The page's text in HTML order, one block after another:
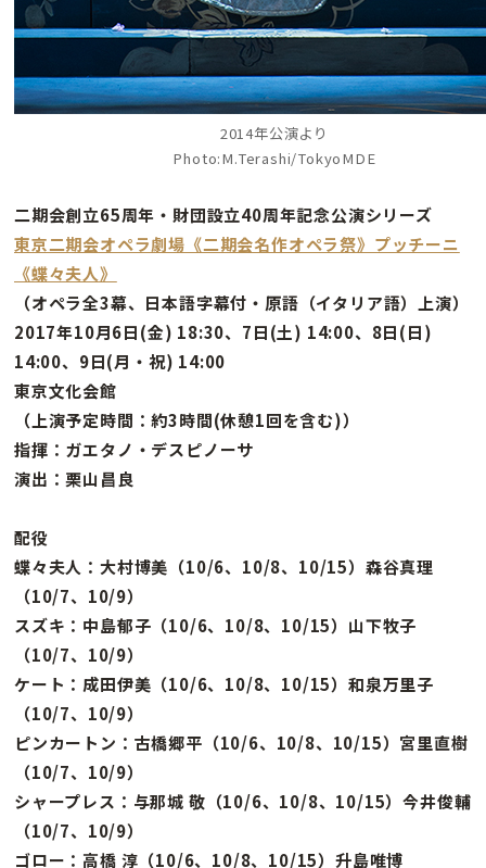
2014年公演より
Photo:M.Terashi/TokyoMDE
二期会創立65周年・財団設立40周年記念公演シリーズ
東京二期会オペラ劇場《二期会名作オペラ祭》プッチーニ
《蝶々夫人》
（オペラ全3幕、日本語字幕付・原語（イタリア語）上演）
2017年10月6日(金) 18:30、7日(土) 14:00、8日(日)
14:00、9日(月・祝) 14:00
東京文化会館
（上演予定時間：約3時間(休憩1回を含む)）
指揮：ガエタノ・デスピノーサ
演出：栗山昌良
配役
蝶々夫人：大村博美（10/6、10/8、10/15）森谷真理
（10/7、10/9）
スズキ：中島郁子（10/6、10/8、10/15）山下牧子
（10/7、10/9）
ケート：成田伊美（10/6、10/8、10/15）和泉万里子
（10/7、10/9）
ピンカートン：古橋郷平（10/6、10/8、10/15）宮里直樹
（10/7、10/9）
シャープレス：与那城 敬（10/6、10/8、10/15）今井俊輔
（10/7、10/9）
ゴロー：高橋 淳（10/6、10/8、10/15）升島唯博